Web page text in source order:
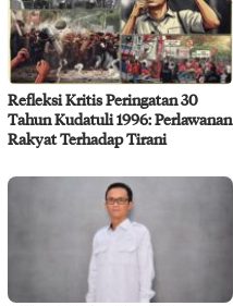
Refleksi Kritis Peringatan 30
Tahun Kudatuli 1996: Perlawanan
Rakyat Terhadap Tirani